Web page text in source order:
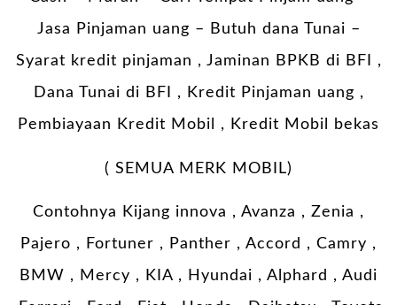
Jasa Pinjaman uang – Butuh dana Tunai –
Syarat kredit pinjaman , Jaminan BPKB di BFI ,
Dana Tunai di BFI , Kredit Pinjaman uang ,
Pembiayaan Kredit Mobil , Kredit Mobil bekas
( SEMUA MERK MOBIL)
Contohnya Kijang innova , Avanza , Zenia ,
Pajero , Fortuner , Panther , Accord , Camry ,
BMW , Mercy , KIA , Hyundai , Alphard , Audi